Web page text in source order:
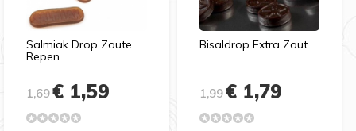
Salmiak Drop Zoute
Repen
1,69€ 1,59
Bisaldrop Extra Zout
1,99€ 1,79